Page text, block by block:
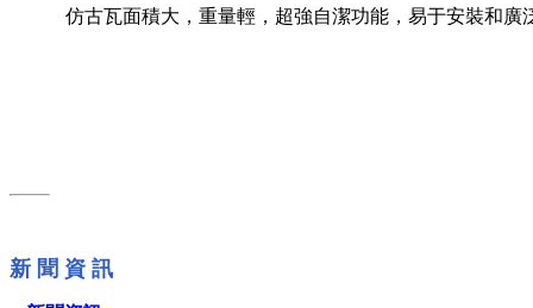
仿古瓦面積大，重量輕，超強自潔功能，易于安裝和
新 聞 資 訊